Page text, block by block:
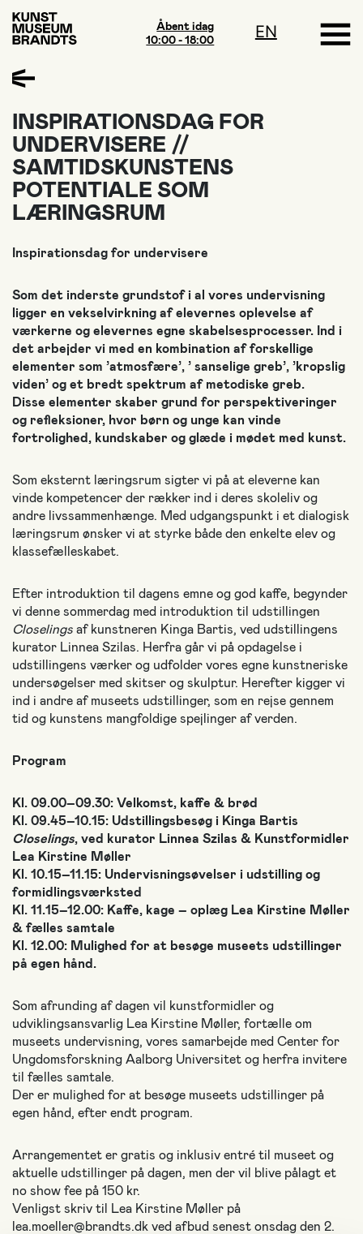
Åbent idag
10:00 - 18:00
EN
INSPIRATIONSDAG FOR
UNDERVISERE //
SAMTIDSKUNSTENS
POTENTIALE SOM
LÆRINGSRUM
Inspirationsdag for undervisere
Som det inderste grundstof i al vores undervisning
ligger en vekselvirkning af elevernes oplevelse af
værkerne og elevernes egne skabelsesprocesser. Ind i
det arbejder vi med en kombination af forskellige
elementer som ’atmosfære’, ’ sanselige greb’, ’kropslig
viden’ og et bredt spektrum af metodiske greb.
Disse elementer skaber grund for perspektiveringer
og refleksioner, hvor børn og unge kan vinde
fortrolighed, kundskaber og glæde i mødet med kunst.
Som eksternt læringsrum sigter vi på at eleverne kan
vinde kompetencer der rækker ind i deres skoleliv og
andre livssammenhænge. Med udgangspunkt i et dialogisk
læringsrum ønsker vi at styrke både den enkelte elev og
klassefælleskabet.
Efter introduktion til dagens emne og god kaffe, begynder
vi denne sommerdag med introduktion til udstillingen
Closelings af kunstneren Kinga Bartis, ved udstillingens
kurator Linnea Szilas. Herfra går vi på opdagelse i
udstillingens værker og udfolder vores egne kunstneriske
undersøgelser med skitser og skulptur. Herefter kigger vi
ind i andre af museets udstillinger, som en rejse gennem
tid og kunstens mangfoldige spejlinger af verden.
Program
Kl. 09.00–09.30: Velkomst, kaffe & brød
Kl. 09.45–10.15: Udstillingsbesøg i Kinga Bartis
Closelings, ved kurator Linnea Szilas & Kunstformidler
Lea Kirstine Møller
Kl. 10.15–11.15: Undervisningsøvelser i udstilling og
formidlingsværksted
Kl. 11.15–12.00: Kaffe, kage – oplæg Lea Kirstine Møller
& fælles samtale
Kl. 12.00: Mulighed for at besøge museets udstillinger
på egen hånd.
Som afrunding af dagen vil kunstformidler og
udviklingsansvarlig Lea Kirstine Møller, fortælle om
museets undervisning, vores samarbejde med Center for
Ungdomsforskning Aalborg Universitet og herfra invitere
til fælles samtale.
Der er mulighed for at besøge museets udstillinger på
egen hånd, efter endt program.
Arrangementet er gratis og inklusiv entré til museet og
aktuelle udstillinger på dagen, men der vil blive pålagt et
no show fee på 150 kr.
Venligst skriv til Lea Kirstine Møller på
lea.moeller@brandts.dk ved afbud senest onsdag den 2.